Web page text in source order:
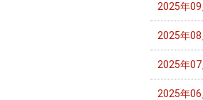
2025年
2025年
2025年
2025年